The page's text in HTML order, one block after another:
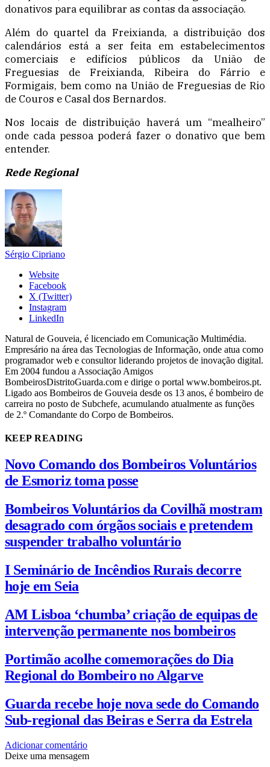
donativos para equilibrar as contas da associação.
Além do quartel da Freixianda, a distribuição dos
calendários está a ser feita em estabelecimentos
comerciais e edifícios públicos da União de
Freguesias de Freixianda, Ribeira do Fárrio e
Formigais, bem como na União de Freguesias de Rio
de Couros e Casal dos Bernardos.
Nos locais de distribuição haverá um “mealheiro”
onde cada pessoa poderá fazer o donativo que bem
entender.
Rede Regional
Sérgio Cipriano
Website
Facebook
X (Twitter)
Instagram
LinkedIn
Natural de Gouveia, é licenciado em Comunicação Multimédia.
Empresário na área das Tecnologias de Informação, onde atua como
programador web e consultor liderando projetos de inovação digital.
Em 2004 fundou a Associação Amigos
BombeirosDistritoGuarda.com e dirige o portal www.bombeiros.pt.
Ligado aos Bombeiros de Gouveia desde os 13 anos, é bombeiro de
carreira no posto de Subchefe, acumulando atualmente as funções
de 2.º Comandante do Corpo de Bombeiros.
KEEP READING
Novo Comando dos Bombeiros Voluntários
de Esmoriz toma posse
Bombeiros Voluntários da Covilhã mostram
desagrado com órgãos sociais e pretendem
suspender trabalho voluntário
I Seminário de Incêndios Rurais decorre
hoje em Seia
AM Lisboa ‘chumba’ criação de equipas de
intervenção permanente nos bombeiros
Portimão acolhe comemorações do Dia
Regional do Bombeiro no Algarve
Guarda recebe hoje nova sede do Comando
Sub-regional das Beiras e Serra da Estrela
Adicionar comentário
Deixe uma mensagem